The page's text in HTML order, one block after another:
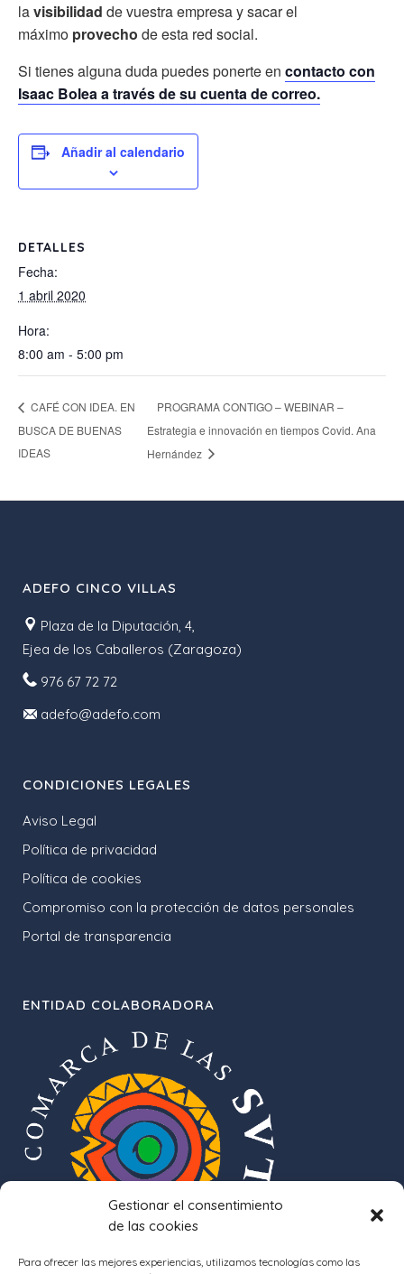
Gestionar el consentimiento
de las cookies
Para ofrecer las mejores experiencias, utilizamos tecnologías como las
lavisibilidad de vuestra empresa y sacar el
máximo provecho de esta red social.
Si tienes alguna duda puedes ponerte en contacto con
Isaac Bolea a través de su cuenta de correo.
Añadir al calendario
DETALLES
Fecha:
1 abril 2020
Hora:
8:00 am - 5:00 pm
CAFÉ CON IDEA. EN
BUSCA DE BUENAS
IDEAS
PROGRAMA CONTIGO – WEBINAR –
Estrategia e innovación en tiempos Covid. Ana
Hernández
ADEFO CINCO VILLAS
Plaza de la Diputación, 4,
Ejea de los Caballeros (Zaragoza)
976 67 72 72
adefo@adefo.com
CONDICIONES LEGALES
Aviso Legal
Política de privacidad
Política de cookies
Compromiso con la protección de datos personales
Portal de transparencia
ENTIDAD COLABORADORA